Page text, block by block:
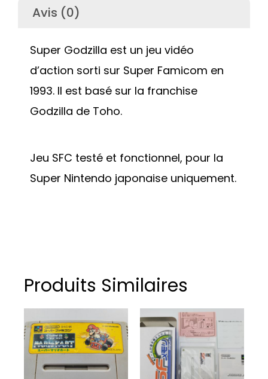
Avis (0)
Super Godzilla est un jeu vidéo
d’action sorti sur Super Famicom en
1993. Il est basé sur la franchise
Godzilla de Toho.
Jeu SFC testé et fonctionnel, pour la
Super Nintendo japonaise uniquement.
Produits Similaires